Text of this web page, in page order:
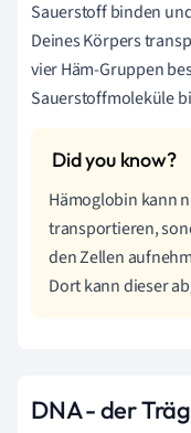
Sauerstoff binden
Deines Körpers
vier Häm-Gruppen
Sauerstoffmoleküle
Hämoglobin kann
transportieren,
den Zellen
Dort kann dieser
DNA - der